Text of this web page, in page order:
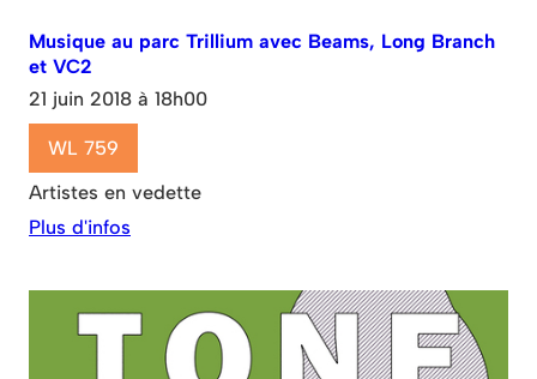
Musique au parc Trillium avec Beams, Long Branch
et VC2
21 juin 2018 à 18h00
WL 759
Artistes en vedette
Plus d'infos